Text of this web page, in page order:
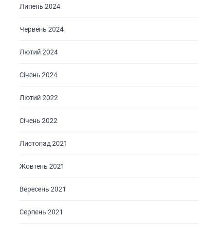
Липень 2024
Червень 2024
Лютий 2024
Січень 2024
Лютий 2022
Січень 2022
Листопад 2021
Жовтень 2021
Вересень 2021
Серпень 2021
БРИФИ
КАР’ЄРА